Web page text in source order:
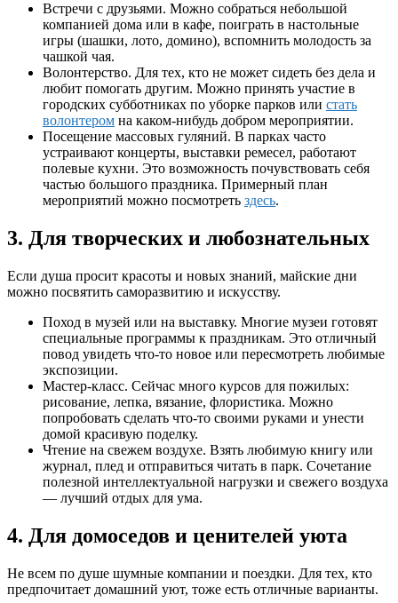
Встречи с друзьями. Можно собраться небольшой
компанией дома или в кафе, поиграть в настольные
игры (шашки, лото, домино), вспомнить молодость за
чашкой чая.
Волонтерство. Для тех, кто не может сидеть без дела и
любит помогать другим. Можно принять участие в
городских субботниках по уборке парков или стать
волонтером на каком-нибудь добром мероприятии.
Посещение массовых гуляний. В парках часто
устраивают концерты, выставки ремесел, работают
полевые кухни. Это возможность почувствовать себя
частью большого праздника. Примерный план
мероприятий можно посмотреть здесь.
3. Для творческих и любознательных
Если душа просит красоты и новых знаний, майские дни
можно посвятить саморазвитию и искусству.
Поход в музей или на выставку. Многие музеи готовят
специальные программы к праздникам. Это отличный
повод увидеть что-то новое или пересмотреть любимые
экспозиции.
Мастер-класс. Сейчас много курсов для пожилых:
рисование, лепка, вязание, флористика. Можно
попробовать сделать что-то своими руками и унести
домой красивую поделку.
Чтение на свежем воздухе. Взять любимую книгу или
журнал, плед и отправиться читать в парк. Сочетание
полезной интеллектуальной нагрузки и свежего воздуха
— лучший отдых для ума.
4. Для домоседов и ценителей уюта
Не всем по душе шумные компании и поездки. Для тех, кто
предпочитает домашний уют, тоже есть отличные варианты.